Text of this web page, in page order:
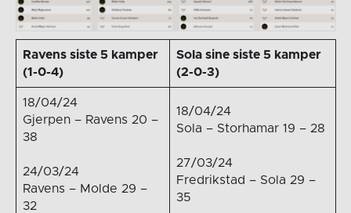
Ravens siste 5 kamper
(1-0-4)
Sola sine siste 5 kamper
(2-0-3)
18/04/24
Gjerpen – Ravens 20 –
38
24/03/24
Ravens – Molde 29 –
32
18/04/24
Sola – Storhamar 19 – 28
27/03/24
Fredrikstad – Sola 29 –
35